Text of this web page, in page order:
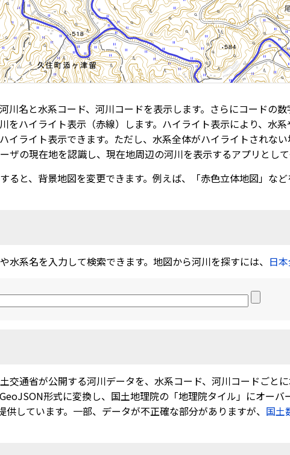
川名と水系コード、河川コードを表示します。さらにコードの
をハイライト表示（赤線）します。ハイライト表示により、水
イライト表示できます。ただし、水系全体がハイライトされな
ザの現在地を認識し、現在地周辺の河川を表示するアプリとして
ると、背景地図を変更できます。例えば、「赤色立体地図」な
水系名を入力して検索できます。地図から河川を探すには、 日
交通省が公開する河川データを、水系コード、河川コードごと
形式に変換し、国土地理院の「地理院タイル」にオー
しています。一部、データが不正確な部分がありますが、 国土